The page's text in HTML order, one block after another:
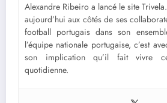
Alexandre Ribeiro a lancé le site
aujourd’hui aux côtés de ses
football portugais dans son
l’équipe nationale portugaise, c’est
son implication qu’il fait vivre
quotidienne.